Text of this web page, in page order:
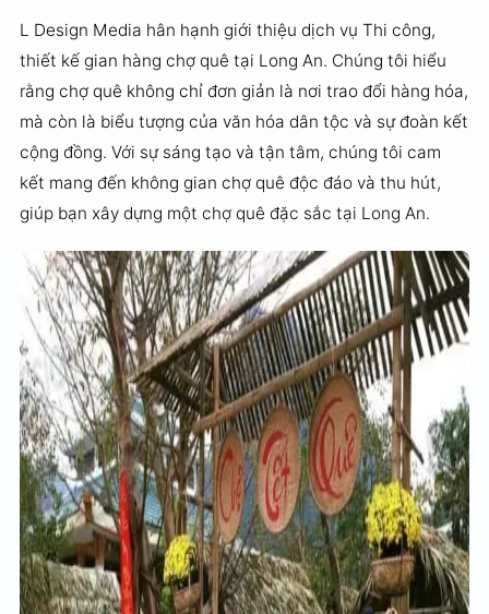
L Design Media hân hạnh giới thiệu dịch vụ Thi công,
thiết kế gian hàng chợ quê tại Long An. Chúng tôi hiểu
rằng chợ quê không chỉ đơn giản là nơi trao đổi hàng hóa,
mà còn là biểu tượng của văn hóa dân tộc và sự đoàn kết
cộng đồng. Với sự sáng tạo và tận tâm, chúng tôi cam
kết mang đến không gian chợ quê độc đáo và thu hút,
giúp bạn xây dựng một chợ quê đặc sắc tại Long An.